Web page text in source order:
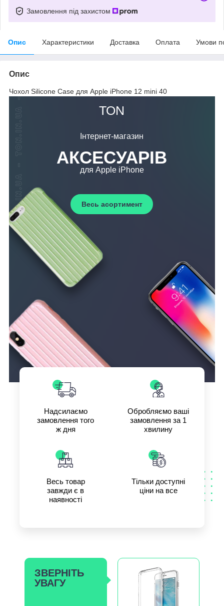
Замовлення під захистом
Опис Характеристики Доставка Оплата Умови
Опис
Чохол Silicone Case для Apple iPhone 12 mini 40
ТОN
Інтернет-магазин
АКСЕСУАРІВ
для Apple iPhone
Весь асортимент
Надсилаємо
замовлення того
ж дня
Обробляємо ваші
замовлення за 1
хвилину
Весь товар
завжди є в
наявності
Тільки доступні
ціни на все
ЗВЕРНІТЬ
УВАГУ